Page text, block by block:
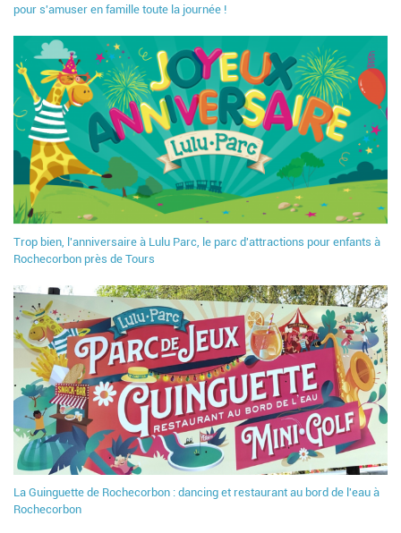
pour s'amuser en famille toute la journée !
Trop bien, l'anniversaire à Lulu Parc, le parc d'attractions pour enfants à
Rochecorbon près de Tours
La Guinguette de Rochecorbon : dancing et restaurant au bord de l'eau à
Rochecorbon